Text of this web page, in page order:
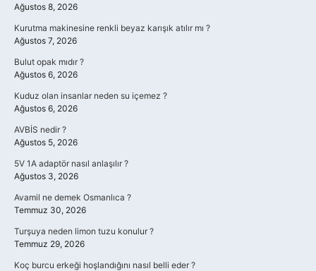
Ağustos 8, 2026
Kurutma makinesine renkli beyaz karışık atılır mı ?
Ağustos 7, 2026
Bulut opak mıdır ?
Ağustos 6, 2026
Kuduz olan insanlar neden su içemez ?
Ağustos 6, 2026
AVBİS nedir ?
Ağustos 5, 2026
5V 1A adaptör nasıl anlaşılır ?
Ağustos 3, 2026
Avamil ne demek Osmanlıca ?
Temmuz 30, 2026
Turşuya neden limon tuzu konulur ?
Temmuz 29, 2026
Koç burcu erkeği hoşlandığını nasıl belli eder ?